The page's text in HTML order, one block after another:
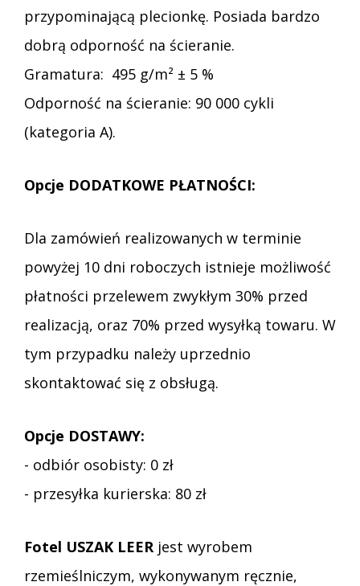
przypominającą plecionkę. Posiada bardzo
dobrą odporność na ścieranie.
Gramatura: 495 g/m² ± 5 %
Odporność na ścieranie: 90 000 cykli
(kategoria A).
Opcje DODATKOWE PŁATNOŚCI:
Dla zamówień realizowanych w terminie
powyżej 10 dni roboczych istnieje możliwość
płatności przelewem zwykłym 30% przed
realizacją, oraz 70% przed wysyłką towaru. W
tym przypadku należy uprzednio
skontaktować się z obsługą.
Opcje DOSTAWY:
- odbiór osobisty: 0 zł
- przesyłka kurierska: 80 zł
Fotel USZAK LEER jest wyrobem
rzemieślniczym, wykonywanym ręcznie,